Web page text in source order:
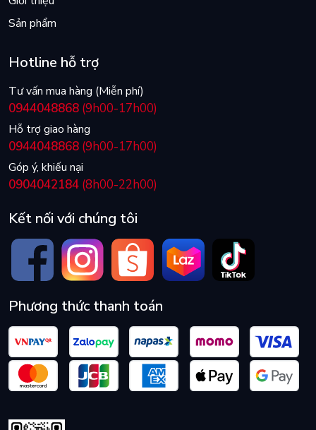
Sản phẩm
Hotline hỗ trợ
Tư vấn mua hàng (Miễn phí)
0944048868 (9h00-17h00)
Hỗ trợ giao hàng
0944048868 (9h00-17h00)
Góp ý, khiếu nại
0904042184 (8h00-22h00)
Kết nối với chúng tôi
Phương thức thanh toán